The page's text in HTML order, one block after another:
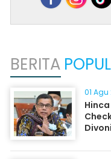
BERITA
01 Agu